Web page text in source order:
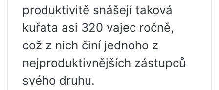
produktivitě snášejí taková
kuřata asi 320 vajec ročně,
což z nich činí jednoho z
nejproduktivnějších zástupců
svého druhu.